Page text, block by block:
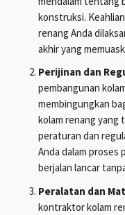
konstruksi.
renang Anda
akhir yang
Perijinan dan
pembangunan
membingungkan
kolam renang yang
peraturan dan
Anda dalam proses
berjalan lancar
Peralatan dan
kontraktor kolam